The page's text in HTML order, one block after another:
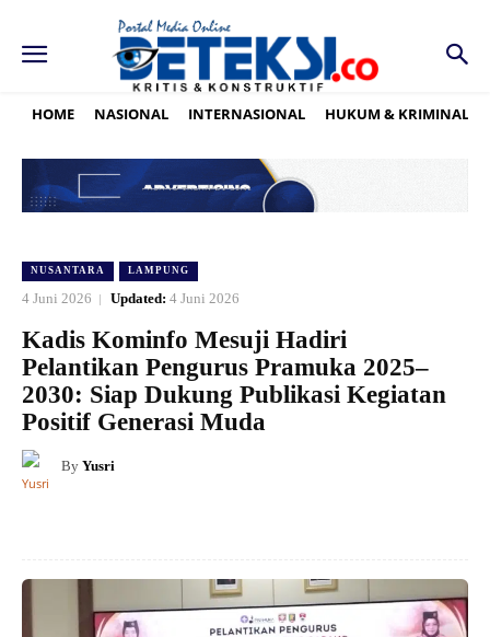
HOME NASIONAL INTERNASIONAL HUKUM & KRIMINAL
NUSANTARA LAMPUNG
4 Juni 2026 Updated: 4 Juni 2026
Kadis Kominfo Mesuji Hadiri
Pelantikan Pengurus Pramuka 2025–
2030: Siap Dukung Publikasi Kegiatan
Positif Generasi Muda
By Yusri